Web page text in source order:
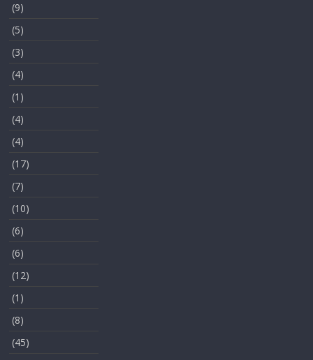
(9)
(5)
(3)
(4)
(1)
(4)
(4)
(17)
(7)
(10)
(6)
(6)
(12)
(1)
(8)
(45)